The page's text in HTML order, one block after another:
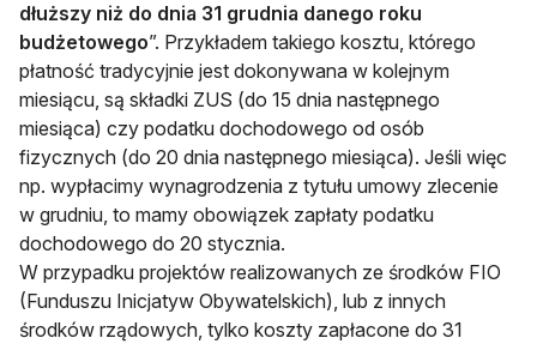
dłuższy niż do dnia 31 grudnia danego roku
budżetowego”. Przykładem takiego kosztu, którego
płatność tradycyjnie jest dokonywana w kolejnym
miesiącu, są składki ZUS (do 15 dnia następnego
miesiąca) czy podatku dochodowego od osób
fizycznych (do 20 dnia następnego miesiąca). Jeśli więc
np. wypłacimy wynagrodzenia z tytułu umowy zlecenie
w grudniu, to mamy obowiązek zapłaty podatku
dochodowego do 20 stycznia.
W przypadku projektów realizowanych ze środków FIO
(Funduszu Inicjatyw Obywatelskich), lub z innych
środków rządowych, tylko koszty zapłacone do 31